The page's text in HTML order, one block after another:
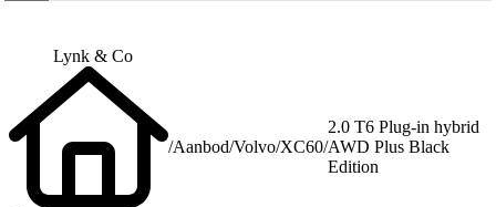
Lynk & Co
/Aanbod/Volvo/XC60/
2.0 T6 Plug-in hybrid
AWD Plus Black
Edition